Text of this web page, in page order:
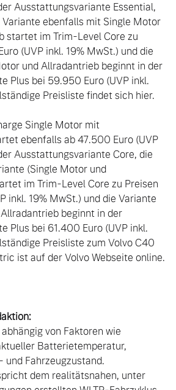
Ausstattungsvariante Essential,
Variante ebenfalls mit Single Motor
startet im Trim-Level Core zu
(UVP inkl. 19% MwSt.) und die
und Allradantrieb beginnt in der
Plus bei 59.950 Euro (UVP inkl.
Preisliste findet sich hier.
Single Motor mit
ebenfalls ab 47.500 Euro (UVP
Ausstattungsvariante Core, die
(Single Motor und
im Trim-Level Core zu Preisen
inkl. 19% MwSt.) und die Variante
beginnt in der
Plus bei 61.400 Euro (UVP inkl.
Preisliste zum Volvo C40
ist auf der Volvo Webseite online.
von Faktoren wie
Batterietemperatur,
Fahrzeugzustand.
dem realitätsnahen, unter